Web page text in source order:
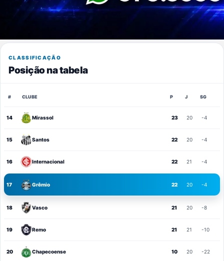
CLASSIFICAÇÃO
Posição na tabela
# CLUBE P J SG
14 Mirassol 23 20 -4
15 Santos 22 20 -4
16 Internacional 22 21 -4
17 Grêmio 22 20 -4
18 Vasco 21 20 -8
19 Remo 21 21 -10
20 Chapecoense 10 20 -22